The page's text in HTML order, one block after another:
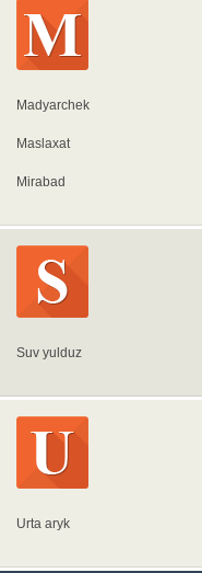
Madyarchek
Maslaxat
Mirabad
Suv yulduz
Urta aryk